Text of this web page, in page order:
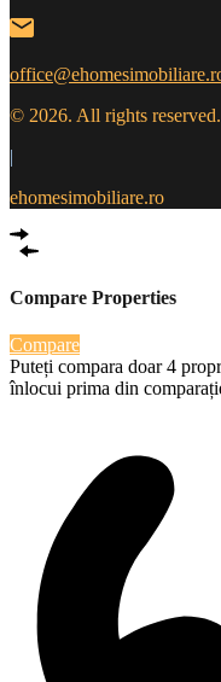
© 2026. All rights reserved.
|
ehomesimobiliare.ro
Compare Properties
Compare
Puteți compara doar 4
înlocui prima din